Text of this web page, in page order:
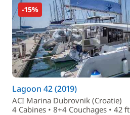
-15%
Lagoon 42 (2019)
ACI Marina Dubrovnik (Croatie)
4 Cabines • 8+4 Couchages • 42 ft